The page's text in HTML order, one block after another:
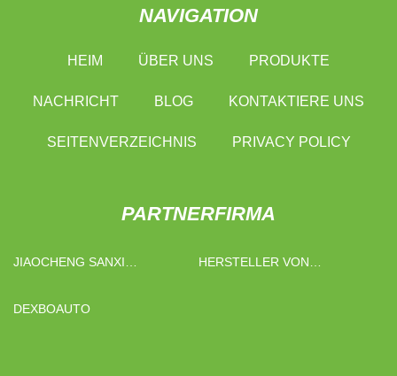
NAVIGATION
HEIM ÜBER UNS PRODUKTE
NACHRICHT BLOG KONTAKTIERE UNS
SEITENVERZEICHNIS PRIVACY POLICY
PARTNERFIRMA
JIAOCHENG SANXI
HERSTELLER VON
DEXBOAUTO